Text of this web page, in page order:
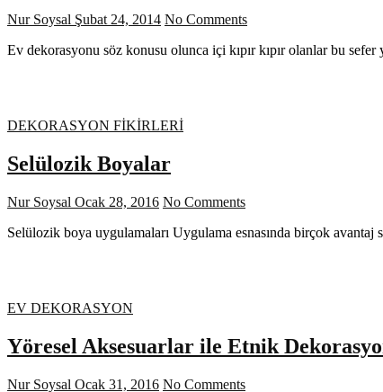
Nur Soysal Şubat 24, 2014 No Comments
Ev dekorasyonu söz konusu olunca içi kıpır kıpır olanlar bu
DEKORASYON FİKİRLERİ
Selülozik Boyalar
Nur Soysal Ocak 28, 2016 No Comments
Selülozik boya uygulamaları Uygulama esnasında birçok avantaj
EV DEKORASYON
Yöresel Aksesuarlar ile Etnik
Nur Soysal Ocak 31, 2016 No Comments